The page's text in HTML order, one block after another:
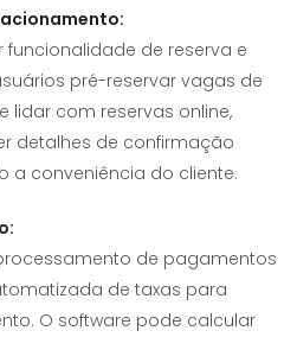
de reserva e
pré-reservar vagas de
lidar com reservas online,
detalhes de confirmação
a conveniência do cliente.
de pagamentos
de taxas para
O software pode calcular